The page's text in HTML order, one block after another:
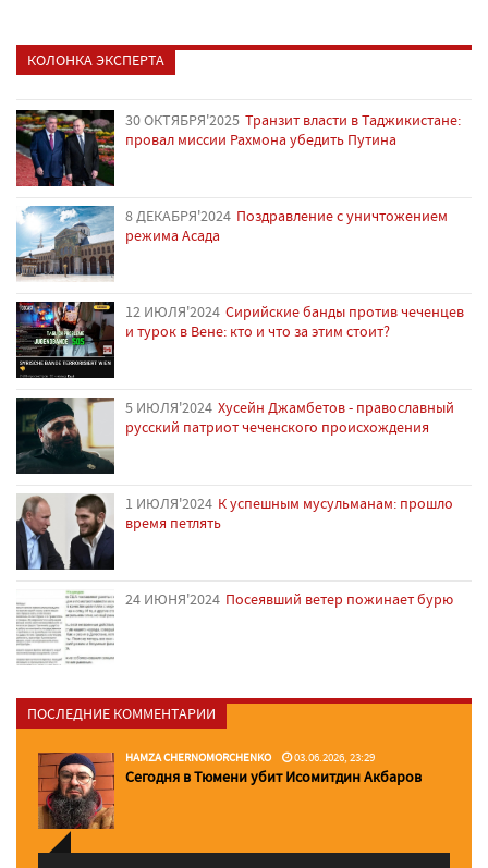
КОЛОНКА ЭКСПЕРТА
30 ОКТЯБРЯ'2025 Транзит власти в Таджикистане:
провал миссии Рахмона убедить Путина
8 ДЕКАБРЯ'2024 Поздравление с уничтожением
режима Асада
12 ИЮЛЯ'2024 Сирийские банды против чеченцев
и турок в Вене: кто и что за этим стоит?
5 ИЮЛЯ'2024 Хусейн Джамбетов - православный
русский патриот чеченского происхождения
1 ИЮЛЯ'2024 К успешным мусульманам: прошло
время петлять
24 ИЮНЯ'2024 Посеявший ветер пожинает бурю
ПОСЛЕДНИЕ КОММЕНТАРИИ
HAMZA CHERNOMORCHENKO 03.06.2026, 23:29
Сегодня в Тюмени убит Исомитдин Акбаров